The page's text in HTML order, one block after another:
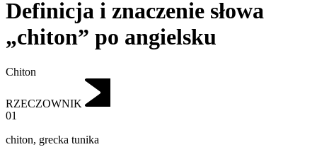
Definicja i znaczenie słowa
„chiton” po angielsku
Chiton
RZECZOWNIK
01
chiton, grecka tunika